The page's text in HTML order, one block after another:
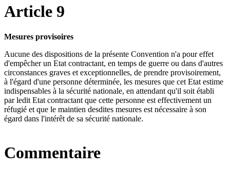
Article 9
Mesures provisoires
Aucune des dispositions de la présente Convention n'a pour effet
d'empêcher un Etat contractant, en temps de guerre ou dans d'autres
circonstances graves et exceptionnelles, de prendre provisoirement,
à l'égard d'une personne déterminée, les mesures que cet Etat estime
indispensables à la sécurité nationale, en attendant qu'il soit établi
par ledit Etat contractant que cette personne est effectivement un
réfugié et que le maintien desdites mesures est nécessaire à son
égard dans l'intérêt de sa sécurité nationale.
Commentaire